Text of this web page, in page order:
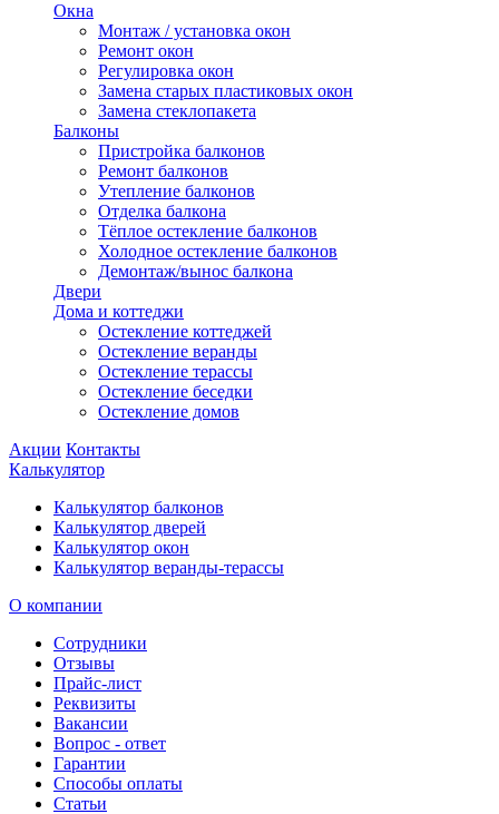
Окна
Монтаж / установка окон
Ремонт окон
Регулировка окон
Замена старых пластиковых окон
Замена стеклопакета
Балконы
Пристройка балконов
Ремонт балконов
Утепление балконов
Отделка балкона
Тёплое остекление балконов
Холодное остекление балконов
Демонтаж/вынос балкона
Двери
Дома и коттеджи
Остекление коттеджей
Остекление веранды
Остекление терассы
Остекление беседки
Остекление домов
Акции Контакты
Калькулятор
Калькулятор балконов
Калькулятор дверей
Калькулятор окон
Калькулятор веранды-терассы
О компании
Сотрудники
Отзывы
Прайс-лист
Реквизиты
Вакансии
Вопрос - ответ
Гарантии
Способы оплаты
Статьи